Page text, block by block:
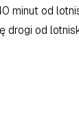
minut od
drogi od